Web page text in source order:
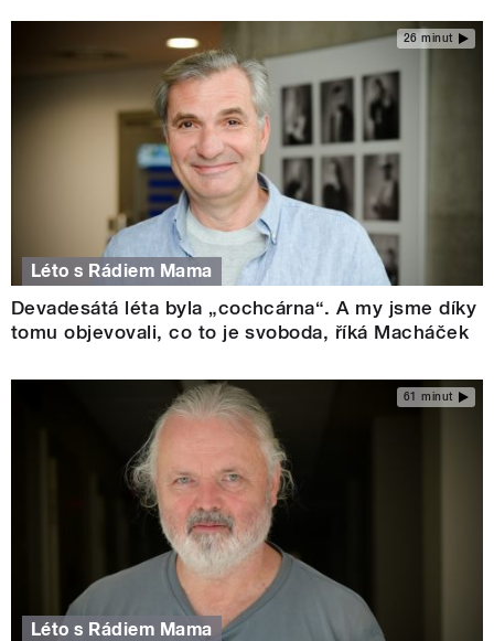
26 minut
Léto s Rádiem Mama
Devadesátá léta byla „cochcárna“. A my jsme díky
tomu objevovali, co to je svoboda, říká Macháček
61 minut
Léto s Rádiem Mama